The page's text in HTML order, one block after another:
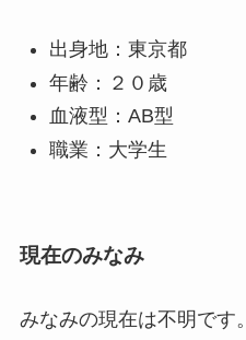
出身地：東京都
年齢：２０歳
血液型：AB型
職業：大学生
現在のみなみ
みなみの現在は不明です。